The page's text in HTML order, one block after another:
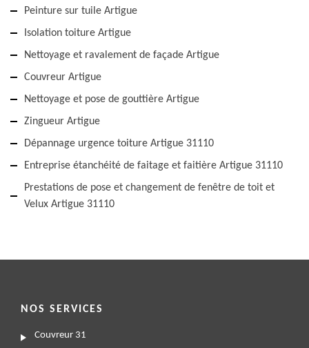
Peinture sur tuile Artigue
Isolation toiture Artigue
Nettoyage et ravalement de façade Artigue
Couvreur Artigue
Nettoyage et pose de gouttière Artigue
Zingueur Artigue
Dépannage urgence toiture Artigue 31110
Entreprise étanchéité de faitage et faitière Artigue 31110
Prestations de pose et changement de fenêtre de toit et
Velux Artigue 31110
NOS SERVICES
Couvreur 31